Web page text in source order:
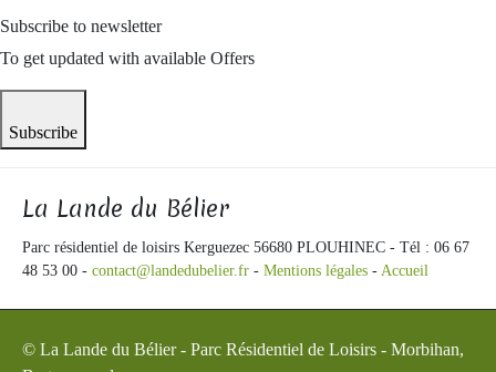
Subscribe to newsletter
To get updated with available Offers
Subscribe
La Lande du Bélier
Parc résidentiel de loisirs Kerguezec 56680 PLOUHINEC - Tél : 06 67
48 53 00 - contact@landedubelier.fr - Mentions légales - Accueil
© La Lande du Bélier - Parc Résidentiel de Loisirs - Morbihan,